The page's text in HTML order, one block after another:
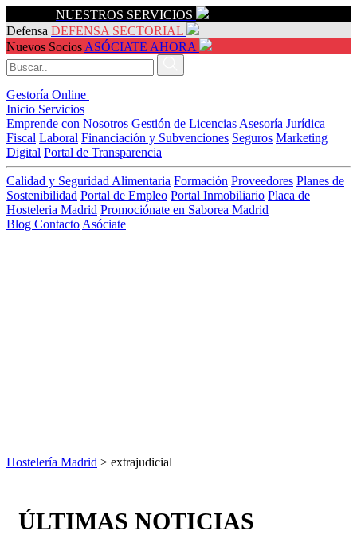
NUESTROS SERVICIOS
Defensa DEFENSA SECTORIAL
Nuevos Socios ASÓCIATE AHORA
Gestoría Online
Inicio Servicios
Emprende con Nosotros Gestión de Licencias Asesoría Jurídica
Fiscal Laboral Financiación y Subvenciones Seguros Marketing
Digital Portal de Transparencia
Calidad y Seguridad Alimentaria Formación Proveedores Planes de
Sostenibilidad Portal de Empleo Portal Inmobiliario Placa de
Hosteleria Madrid Promociónate en Saborea Madrid
Blog Contacto Asóciate
Hostelería Madrid > extrajudicial
ÚLTIMAS NOTICIAS